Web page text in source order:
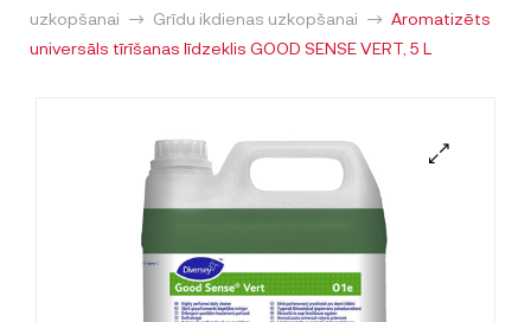
uzkopšanai
Grīdu ikdienas uzkopšanai
Aromatizēts
universāls tīrīšanas līdzeklis GOOD SENSE VERT, 5 L